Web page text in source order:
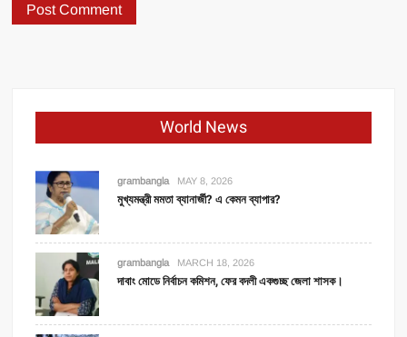
World News
grambangla MAY 8, 2026
মুখ্যমন্ত্রী মমতা ব্যানার্জী? এ কেমন ব্যাপার?
grambangla MARCH 18, 2026
দাবাং মোডে নির্বাচন কমিশন, ফের বদলী একগুচ্ছ জেলা শাসক।